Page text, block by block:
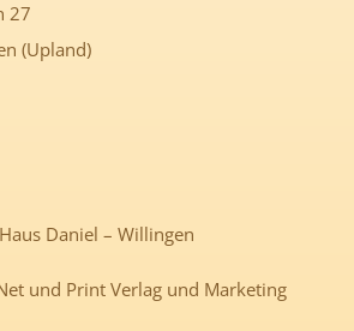
27
(Upland)
Daniel – Willingen
und Print Verlag und Marketing